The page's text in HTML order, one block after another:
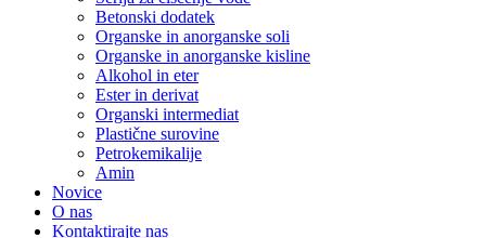
Betonski dodatek
Organske in anorganske soli
Organske in anorganske kisline
Alkohol in eter
Ester in derivat
Organski intermediat
Plastične surovine
Petrokemikalije
Amin
Novice
O nas
Kontaktirajte nas